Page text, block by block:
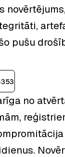
pušu
no